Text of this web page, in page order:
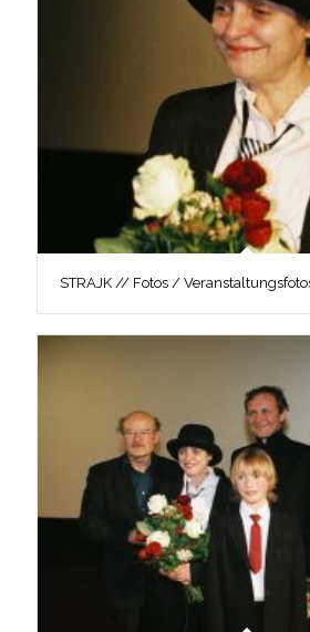
STRAJK // Fotos /